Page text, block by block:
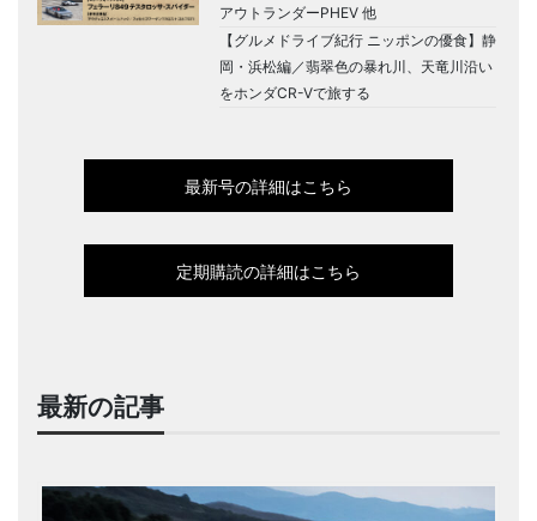
アウトランダーPHEV 他
【グルメドライブ紀行 ニッポンの優食】静
岡・浜松編／翡翠色の暴れ川、天竜川沿い
をホンダCR-Vで旅する
最新号の詳細はこちら
定期購読の詳細はこちら
最新の記事